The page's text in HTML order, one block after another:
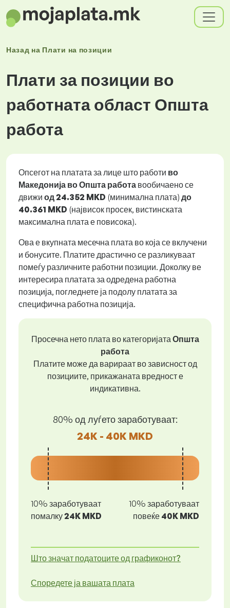
Назад на Плати на позиции
Плати за позиции во
работната област Општа
работа
Опсегот на платата за лице што работи во
Македонија во Општа работа вообичаено се
движи од24.352 MKD (минимална плата) до
40.361 MKD (највисок просек, вистинската
максимална плата е повисока).
Ова е вкупната месечна плата во која се вклучени
и бонусите. Платите драстично се разликуваат
помеѓу различните работни позиции. Доколку ве
интересира платата за одредена работна
позиција, погледнете ја подолу платата за
специфична работна позиција.
Просечна нето плата во категоријатаОпшта
работа
Платите може да варираат во зависност од
позициите, прикажаната вредност е
индикативна.
80% од луѓето заработуваат:
24K - 40K MKD
10% заработуваат
помалку24K MKD
10% заработуваат
повеќе 40K MKD
Што значат податоците од графиконот?
Споредете ја вашата плата